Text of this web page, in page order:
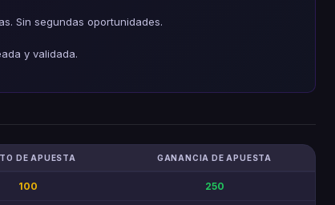
Sin segundas oportunidades.
y validada.
DE APUESTA GANANCIA DE APUESTA
100 250